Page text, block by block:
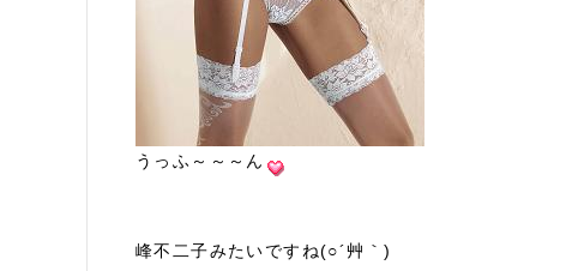
うっふ～～～ん
峰不二子みたいですね(○´艸｀)